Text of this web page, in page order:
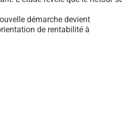
démarche devient
de rentabilité à